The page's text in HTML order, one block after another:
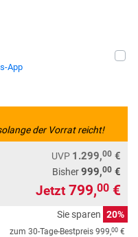
App
der Vorrat reicht!
UVP 1.299,00 €
Bisher999,00 €
Jetzt 799,00 €
Sie sparen 20%
zum 30-Tage-Bestpreis 999,00 €